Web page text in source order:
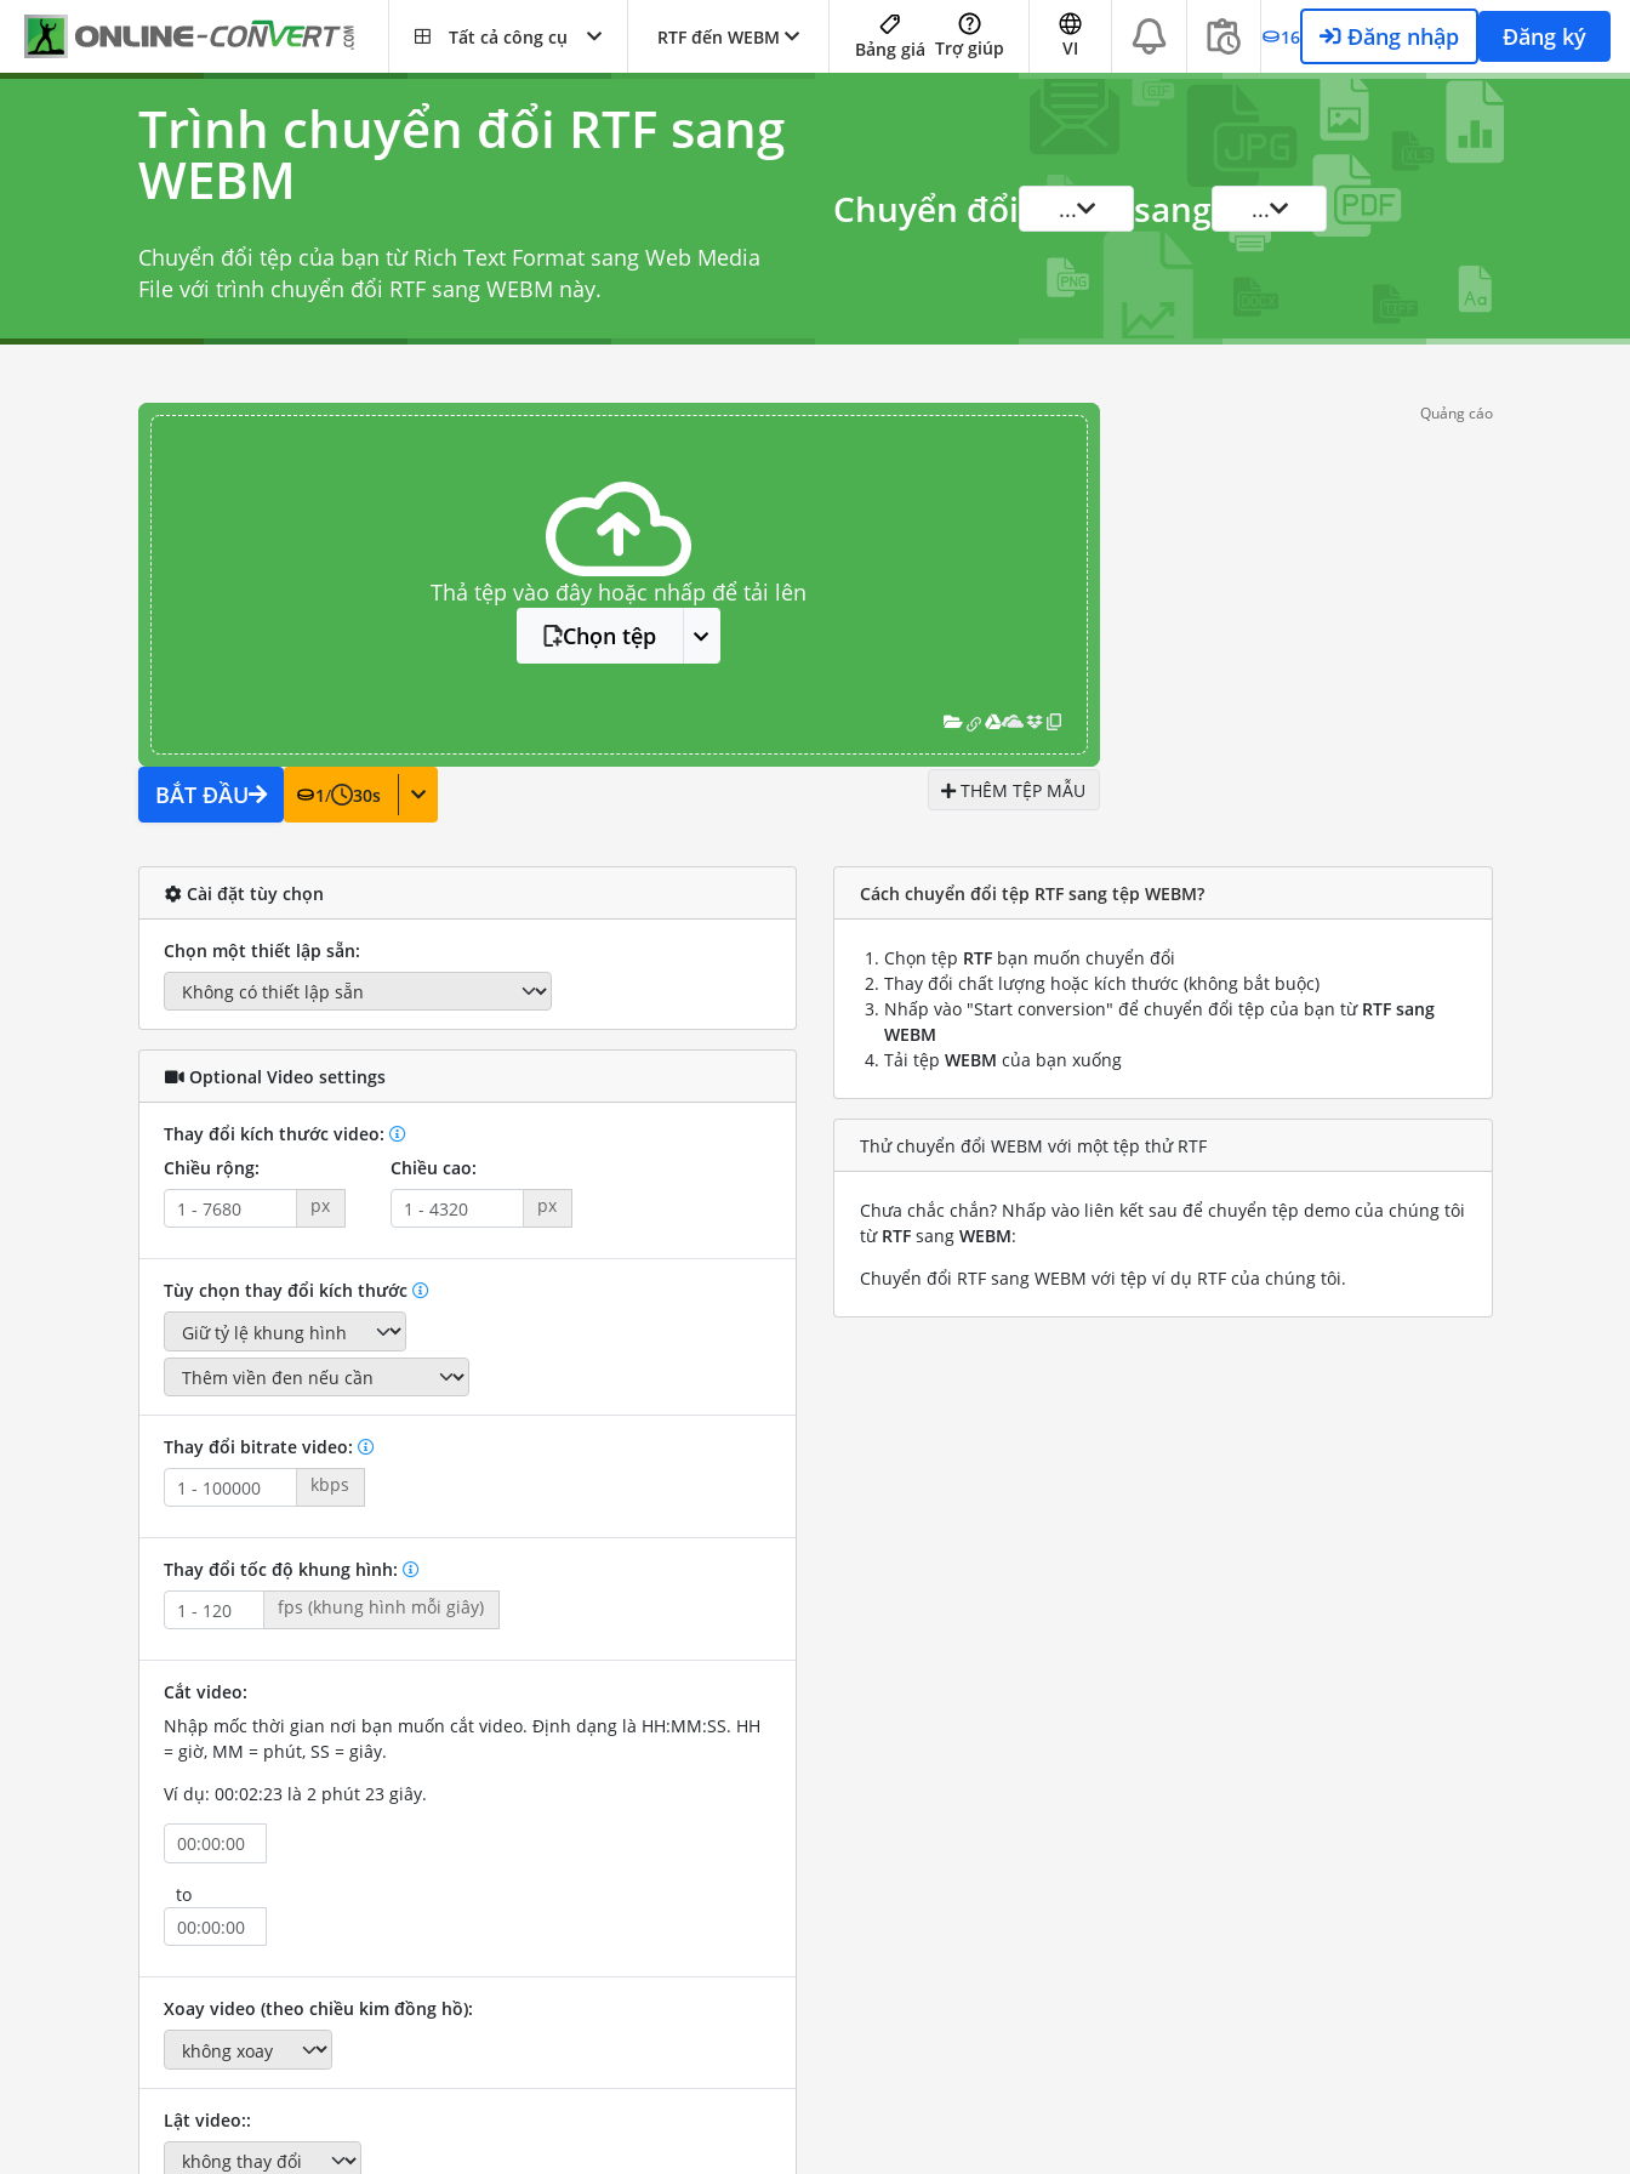
Tất cả công cụ RTF đến WEBM
Bảng giá Trợ giúp VI 16 Đăng nhập Đăng ký
Trình chuyển đổi RTF sang
WEBM
Chuyển đổi tệp của bạn từ Rich Text Format sang Web Media
File với trình chuyển đổi RTF sang WEBM này.
Chuyển đổi ... sang ...
Thả tệp vào đây hoặc nhấp để tải lên
Chọn tệp
BẮT ĐẦU 1/ 30s THÊM TỆP MẪU
Quảng cáo
Cài đặt tùy chọn
Chọn một thiết lập sẵn:
Optional Video settings
Thay đổi kích thước video:
Chiều rộng:
px
Chiều cao:
px
Tùy chọn thay đổi kích thước
Thay đổi bitrate video:
kbps
Thay đổi tốc độ khung hình:
fps (khung hình mỗi giây)
Cắt video:
Nhập mốc thời gian nơi bạn muốn cắt video. Định dạng là HH:MM:SS. HH
= giờ, MM = phút, SS = giây.
Ví dụ: 00:02:23 là 2 phút 23 giây.
to
Xoay video (theo chiều kim đồng hồ):
Lật video::
Cách chuyển đổi tệp RTF sang tệp WEBM?
Chọn tệp RTF bạn muốn chuyển đổi
Thay đổi chất lượng hoặc kích thước (không bắt buộc)
Nhấp vào "Start conversion" để chuyển đổi tệp của bạn từ RTF sang
WEBM
Tải tệp WEBM của bạn xuống
Thử chuyển đổi WEBM với một tệp thử RTF
Chưa chắc chắn? Nhấp vào liên kết sau để chuyển tệp demo của chúng tôi
từ RTF sang WEBM:
Chuyển đổi RTF sang WEBM với tệp ví dụ RTF của chúng tôi.